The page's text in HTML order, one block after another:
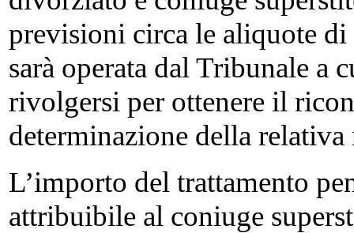
previsioni circa le aliquote
sarà operata dal Tribunale
rivolgersi per ottenere il
determinazione della relativa
L’importo del trattamento
attribuibile al coniuge